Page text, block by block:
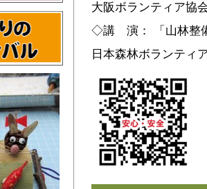
大阪ボランティア
◇講 演： 「山林整
日本森林ボランテ